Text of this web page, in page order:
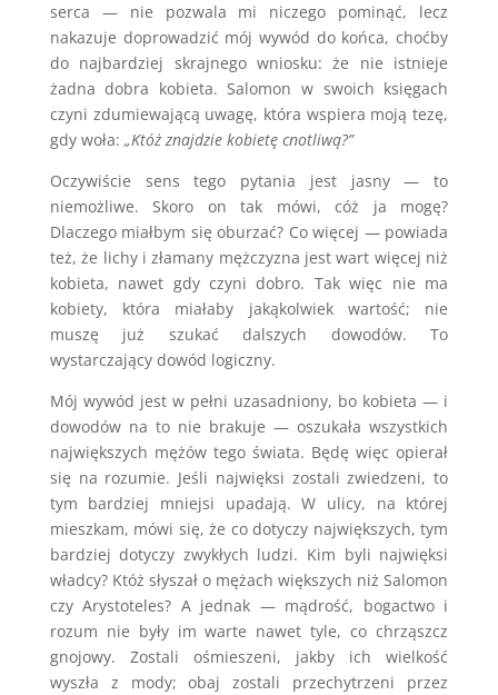
serca — nie pozwala mi niczego pominąć, lecz
nakazuje doprowadzić mój wywód do końca, choćby
do najbardziej skrajnego wniosku: że nie istnieje
żadna dobra kobieta. Salomon w swoich księgach
czyni zdumiewającą uwagę, która wspiera moją tezę,
gdy woła: „Któż znajdzie kobietę cnotliwą?”
Oczywiście sens tego pytania jest jasny — to
niemożliwe. Skoro on tak mówi, cóż ja mogę?
Dlaczego miałbym się oburzać? Co więcej — powiada
też, że lichy i złamany mężczyzna jest wart więcej niż
kobieta, nawet gdy czyni dobro. Tak więc nie ma
kobiety, która miałaby jakąkolwiek wartość; nie
muszę już szukać dalszych dowodów. To
wystarczający dowód logiczny.
Mój wywód jest w pełni uzasadniony, bo kobieta — i
dowodów na to nie brakuje — oszukała wszystkich
największych mężów tego świata. Będę więc opierał
się na rozumie. Jeśli najwięksi zostali zwiedzeni, to
tym bardziej mniejsi upadają. W ulicy, na której
mieszkam, mówi się, że co dotyczy największych, tym
bardziej dotyczy zwykłych ludzi. Kim byli najwięksi
władcy? Któż słyszał o mężach większych niż Salomon
czy Arystoteles? A jednak — mądrość, bogactwo i
rozum nie były im warte nawet tyle, co chrząszcz
gnojowy. Zostali ośmieszeni, jakby ich wielkość
wyszła z mody; obaj zostali przechytrzeni przez